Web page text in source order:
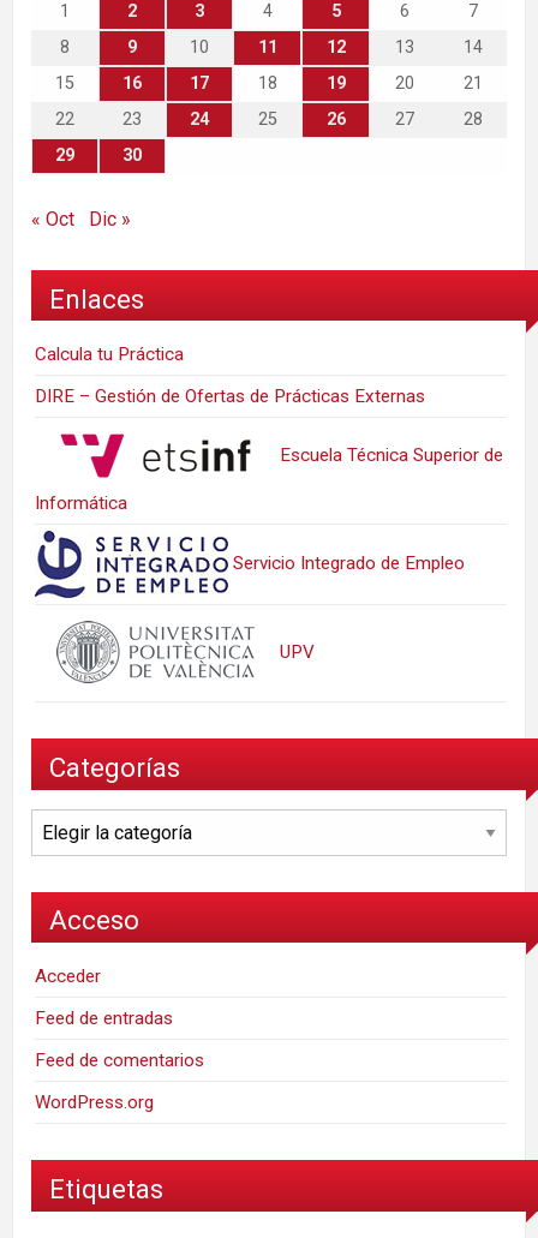
1
2 3 4 5 6
7
8
9 10 11 12 13
14
15
16 17 18 19 20
21
22
23 24 25 26 27
28
29
30
« Oct Dic »
Enlaces
Calcula tu Práctica
DIRE – Gestión de Ofertas de Prácticas Externas
Escuela Técnica Superior de
Informática
Servicio Integrado de Empleo
UPV
Categorías
Categorías
Acceso
Acceder
Feed de entradas
Feed de comentarios
WordPress.org
Etiquetas